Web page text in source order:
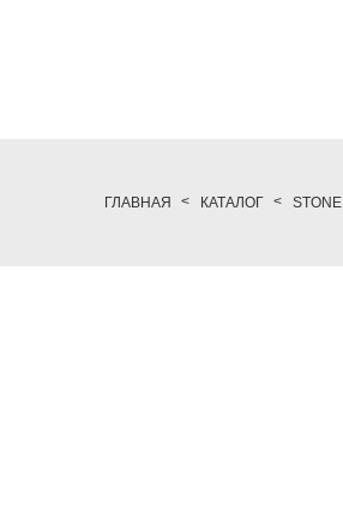
ГЛАВНАЯ КАТАЛОГ STONE